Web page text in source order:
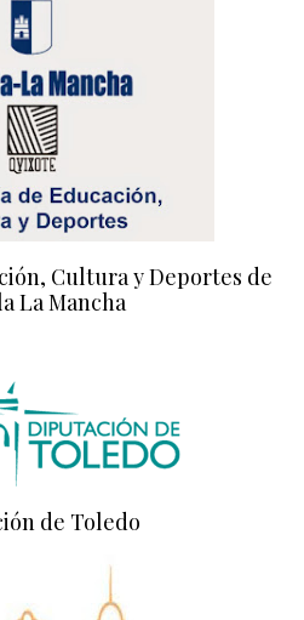
Cultura y Deportes de
La Mancha
de Toledo